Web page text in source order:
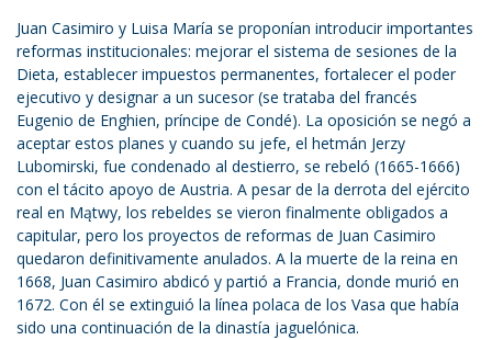
Juan Casimiro y Luisa María se proponían introducir importantes
reformas institucionales: mejorar el sistema de sesiones de la
Dieta, establecer impuestos permanentes, fortalecer el poder
ejecutivo y designar a un sucesor (se trataba del francés
Eugenio de Enghien, príncipe de Condé). La oposición se negó a
aceptar estos planes y cuando su jefe, el hetmán Jerzy
Lubomirski, fue condenado al destierro, se rebeló (1665-1666)
con el tácito apoyo de Austria. A pesar de la derrota del ejército
real en Mątwy, los rebeldes se vieron finalmente obligados a
capitular, pero los proyectos de reformas de Juan Casimiro
quedaron definitivamente anulados. A la muerte de la reina en
1668, Juan Casimiro abdicó y partió a Francia, donde murió en
1672. Con él se extinguió la línea polaca de los Vasa que había
sido una continuación de la dinastía jaguelónica.